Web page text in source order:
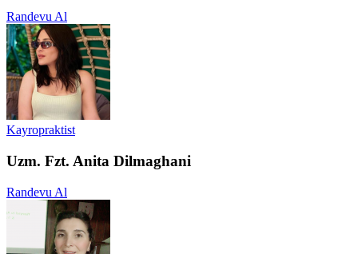
Randevu Al
Kayropraktist
Uzm. Fzt. Anita Dilmaghani
Randevu Al